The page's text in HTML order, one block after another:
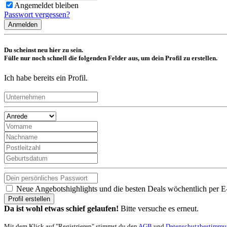
Angemeldet bleiben
Passwort vergessen?
Anmelden
Du scheinst neu hier zu sein.
Fülle nur noch schnell die folgenden Felder aus, um dein Profil zu erstellen.
Ich habe bereits ein Profil.
Neue Angebotshighlights und die besten Deals wöchentlich per
Profil erstellen
Da ist wohl etwas schief gelaufen! Bitte versuche es erneut.